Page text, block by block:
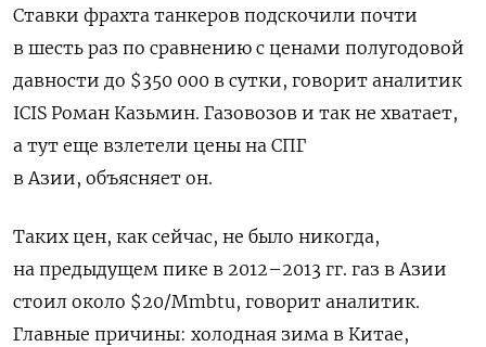
Ставки фрахта танкеров подскочили почти
в шесть раз по сравнению с ценами полугодовой
давности до $350 000 в сутки, говорит аналитик
ICIS Роман Казьмин. Газовозов и так не хватает,
а тут еще взлетели цены на СПГ
в Азии, объясняет он.
Таких цен, как сейчас, не было никогда,
на предыдущем пике в 2012–2013 гг. газ в Азии
стоил около $20/Mmbtu, говорит аналитик.
Главные причины: холодная зима в Китае,